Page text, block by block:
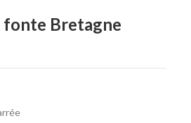
fonte Bretagne